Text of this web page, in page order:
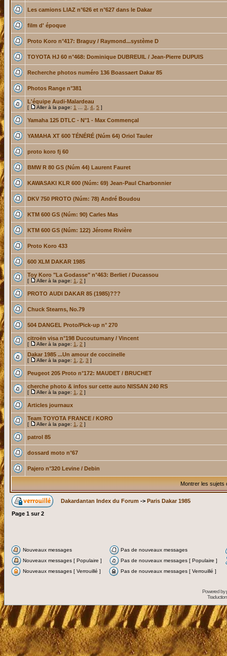
Les camions LIAZ n°626 et n°627 dans le Dakar
film d' époque
Proto Koro n°417: Braguy / Raymond...système D
TOYOTA HJ 60 n°468: Dominique DUBREUIL / Jean-Pierre DUPUIS
Recherche photos numéro 136 Boassaert Dakar 85
Photos Range n°381
L'équipe Audi-Malardeau
[ Aller à la page: 1 3 4 5 ]
Yamaha 125 DTLC - N°1 - Max Commençal
YAMAHA XT 600 TÉNÉRÉ (Núm 64) Oriol Tauler
proto koro fj 60
BMW R 80 GS (Núm 44) Laurent Fauret
KAWASAKI KLR 600 (Núm: 69) Jean-Paul Charbonnier
DKV 750 PROTO (Núm: 78) André Boudou
KTM 600 GS (Núm: 90) Carles Mas
KTM 600 GS (Núm: 122) Jérome Rivière
Proto Koro 433
600 XLM DAKAR 1985
Toy Koro "La Godasse" n°463: Berliet / Ducassou
[ Aller à la page: 1 2 ]
PROTO AUDI DAKAR 85 (1985)???
Chuck Stearns, No.79
504 DANGEL Proto/Pick-up n° 270
citroën visa n°198 Ducoutumany / Vincent
[ Aller à la page: 1 2 ]
Dakar 1985 ...Un amour de coccinelle
[ Aller à la page: 1 2 3 ]
Peugeot 205 Proto n°172: MAUDET / BRUCHET
cherche photo & infos sur cette auto NISSAN 240 RS
[ Aller à la page: 1 2 ]
Articles journaux
Team TOYOTA FRANCE / KORO
[ Aller à la page: 1 2 ]
patrol 85
dossard moto n°67
Pajero n°320 Levine / Debin
Montrer les sujets
Dakardantan Index du Forum -> Paris Dakar 1985
Page 1 sur2
Nouveaux messages
Pas de nouveaux messages
Nouveaux messages [ Populaire ]
Pas de nouveaux messages [ Populaire ]
Nouveaux messages [ Verrouillé ]
Pas de nouveaux messages [ Verrouillé ]
Powered by